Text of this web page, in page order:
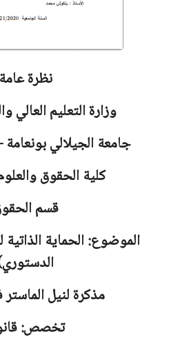
نظرة عامة
وزارة التعليم العالي
جامعةالجيلالي
كلية الحقوق
قسم
الموضوع: الحماية
مذكرة لنيل
تخصص: